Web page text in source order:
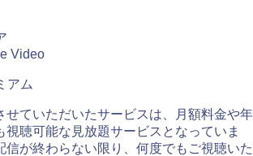
Video
アム
せていただいたサービスは、月額料金や年
視聴可能な見放題サービスとなっていま
信が終わらない限り、何度でもご視聴いた